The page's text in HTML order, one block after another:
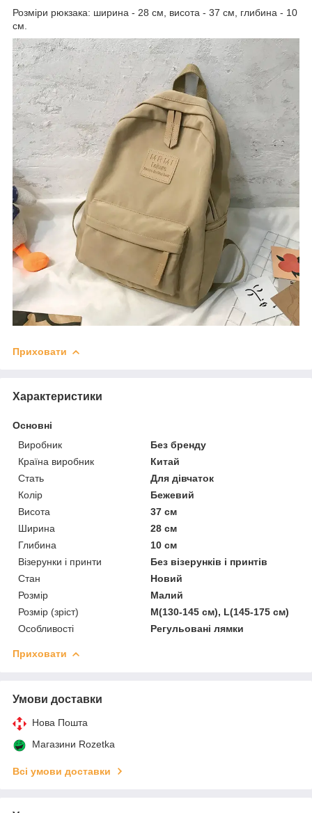
Розміри рюкзака: ширина - 28 см, висота - 37 см, глибина - 10
см.
Приховати
Характеристики
Основні
Виробник
Без бренду
Країна виробник
Китай
Стать
Для дівчаток
Колір
Бежевий
Висота
37 см
Ширина
28 см
Глибина
10 см
Візерунки і принти
Без візерунків і принтів
Стан
Новий
Розмір
Малий
Розмір (зріст)
M(130-145 см), L(145-175 см)
Особливості
Регульовані лямки
Приховати
Умови доставки
Нова Пошта
Магазини Rozetka
Всі умови доставки